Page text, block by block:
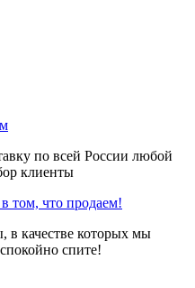
по всей России любой
клиенты
том, что продаем!
в качестве которых мы
спите!